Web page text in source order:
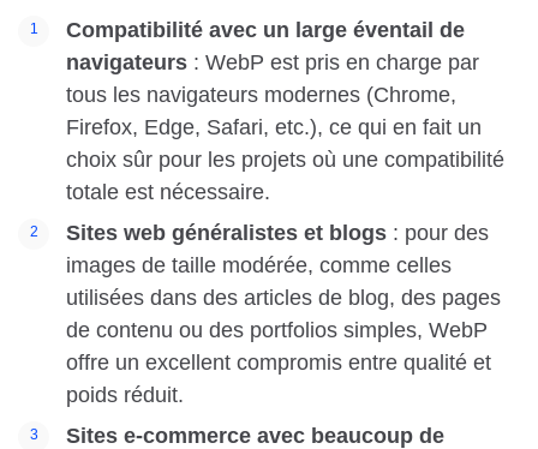
Compatibilité avec un large éventail de
navigateurs : WebP est pris en charge par
tous les navigateurs modernes (Chrome,
Firefox, Edge, Safari, etc.), ce qui en fait un
choix sûr pour les projets où une compatibilité
totale est nécessaire.
Sites web généralistes et blogs : pour des
images de taille modérée, comme celles
utilisées dans des articles de blog, des pages
de contenu ou des portfolios simples, WebP
offre un excellent compromis entre qualité et
poids réduit.
Sites e-commerce avec beaucoup de